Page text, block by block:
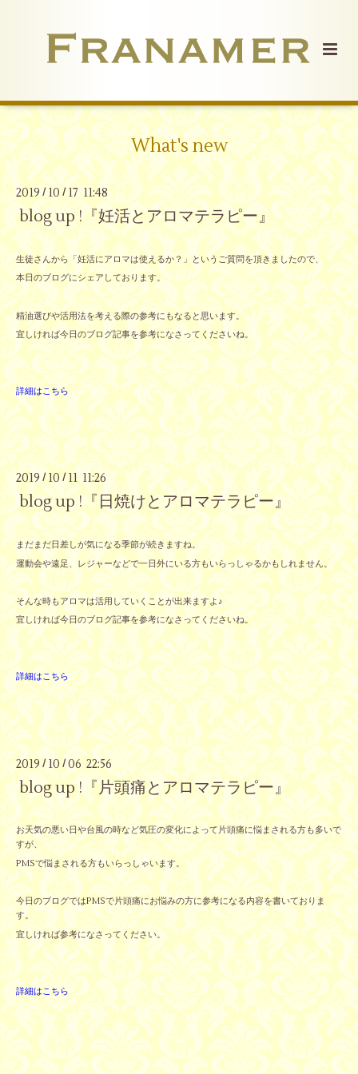
What's new
2019/10 /17 11:48
blog up !『妊活とアロマテラピー』
生徒さんから「妊活にアロマは使えるか？」というご質問を頂きましたので、
本日のブログにシェアしております。
精油選びや活用法を考える際の参考にもなると思います。
宜しければ今日のブログ記事を参考になさってくださいね。
詳細はこちら
2019 / 10/ 11 11:26
blog up !『日焼けとアロマテラピー』
まだまだ日差しが気になる季節が続きますね。
運動会や遠足、レジャーなどで一日外にいる方もいらっしゃるかもしれません。
そんな時もアロマは活用していくことが出来ますよ♪
宜しければ今日のブログ記事を参考になさってくださいね。
詳細はこちら
2019 /10 / 06 22:56
blog up !『片頭痛とアロマテラピー』
お天気の悪い日や台風の時など気圧の変化によって片頭痛に悩まされる方も多いで
すが、
PMSで悩まされる方もいらっしゃいます。
今日のブログではPMSで片頭痛にお悩みの方に参考になる内容を書いておりま
す。
宜しければ参考になさってください。
詳細はこちら